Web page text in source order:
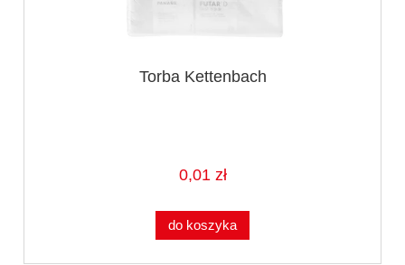
Torba Kettenbach
0,01 zł
do koszyka